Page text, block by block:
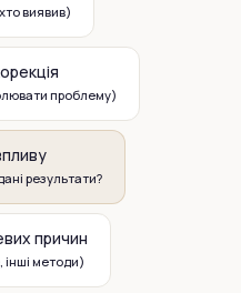
виявив)
проблему)
результати?
причин
інші методи)